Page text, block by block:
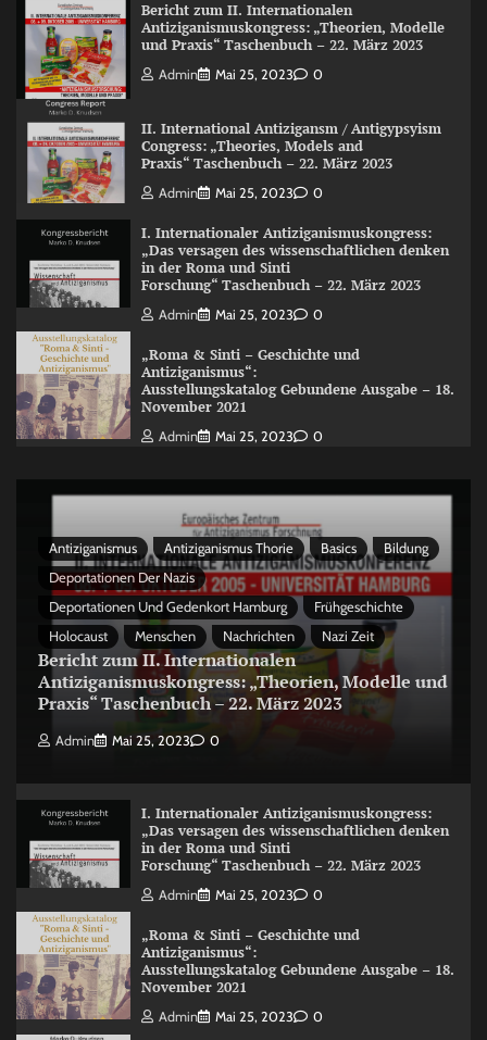
Bericht zum II. Internationalen
Antiziganismuskongress: „Theorien, Modelle
und Praxis“ Taschenbuch – 22. März 2023
Admin Mai 25, 2023 0
II. International Antizigansm / Antigypsyism
Congress: „Theories, Models and
Praxis“ Taschenbuch – 22. März 2023
Admin Mai 25, 2023 0
I. Internationaler Antiziganismuskongress:
„Das versagen des wissenschaftlichen denken
in der Roma und Sinti
Forschung“ Taschenbuch – 22. März 2023
Admin Mai 25, 2023 0
„Roma & Sinti – Geschichte und
Antiziganismus“:
Ausstellungskatalog Gebundene Ausgabe – 18.
November 2021
Admin Mai 25, 2023 0
Antiziganismus Antiziganismus Thorie Basics
Bildung
Deportationen Der Nazis
Deportationen Und Gedenkort Hamburg
Frühgeschichte
Holocaust
Menschen Nachrichten Nazi Zeit
Bericht zum II. Internationalen
Antiziganismuskongress: „Theorien, Modelle und
Praxis“ Taschenbuch – 22. März 2023
Admin Mai 25, 2023 0
I. Internationaler Antiziganismuskongress:
„Das versagen des wissenschaftlichen denken
in der Roma und Sinti
Forschung“ Taschenbuch – 22. März 2023
Admin Mai 25, 2023 0
„Roma & Sinti – Geschichte und
Antiziganismus“:
Ausstellungskatalog Gebundene Ausgabe – 18.
November 2021
Admin Mai 25, 2023 0